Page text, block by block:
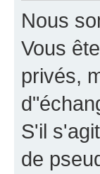
Nous
Vous
privés,
S'il
de